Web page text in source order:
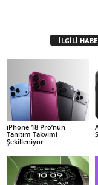
İLGİLİ
iPhone 18 Pro’nun
Tanıtım Takvimi
Şekilleniyor